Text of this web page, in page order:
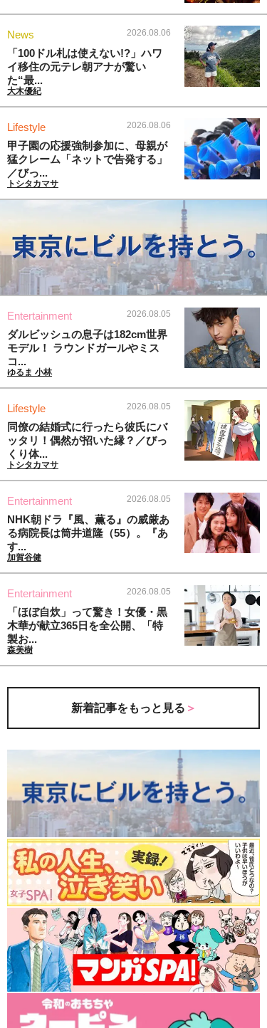
News 2026.08.06
「100ドル札は使えない!?」ハワ
イ移住の元テレ朝アナが驚い
た“最...
大木優紀
Lifestyle 2026.08.06
甲子園の応援強制参加に、母親が
猛クレーム「ネットで告発する」
／びっ...
トシタカマサ
Entertainment 2026.08.05
ダルビッシュの息子は182cm世界
モデル！ ラウンドガールやミス
コ...
ゆるま 小林
Lifestyle 2026.08.05
同僚の結婚式に行ったら彼氏にバ
ッタリ！偶然が招いた縁？／びっ
くり体...
トシタカマサ
Entertainment 2026.08.05
NHK朝ドラ『風、薫る』の威厳あ
る病院長は筒井道隆（55）。『あ
す...
加賀谷健
Entertainment 2026.08.05
「ほぼ自炊」って驚き！女優・黒
木華が献立365日を全公開、「特
製お...
森美樹
新着記事をもっと見る